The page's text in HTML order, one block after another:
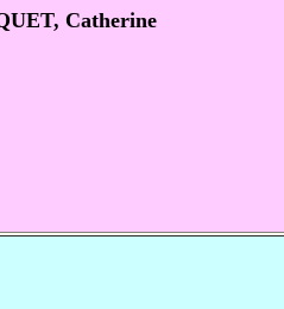
Catherine